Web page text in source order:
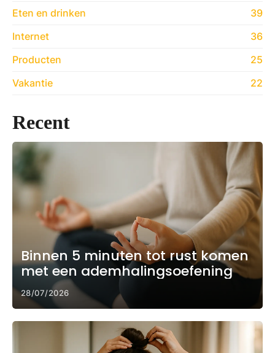
Eten en drinken
39
Internet
36
Producten
25
Vakantie
22
Recent
Binnen 5 minuten tot rust komen
met een ademhalingsoefening
28/07/2026